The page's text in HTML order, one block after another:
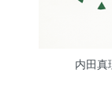
内田真